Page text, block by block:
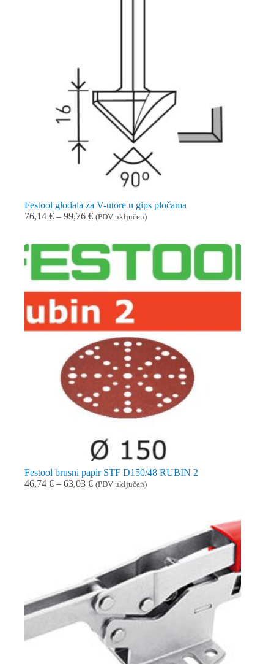
Festool glodala za V-utore u gips pločama
76,14 € – 99,76 €Raspon
76,14 €
do
99,76 €
(PDV uključen)
Festool brusni papir STF D150/48 RUBIN 2
46,74 € – 63,03 €Raspon
(PDV uključen)